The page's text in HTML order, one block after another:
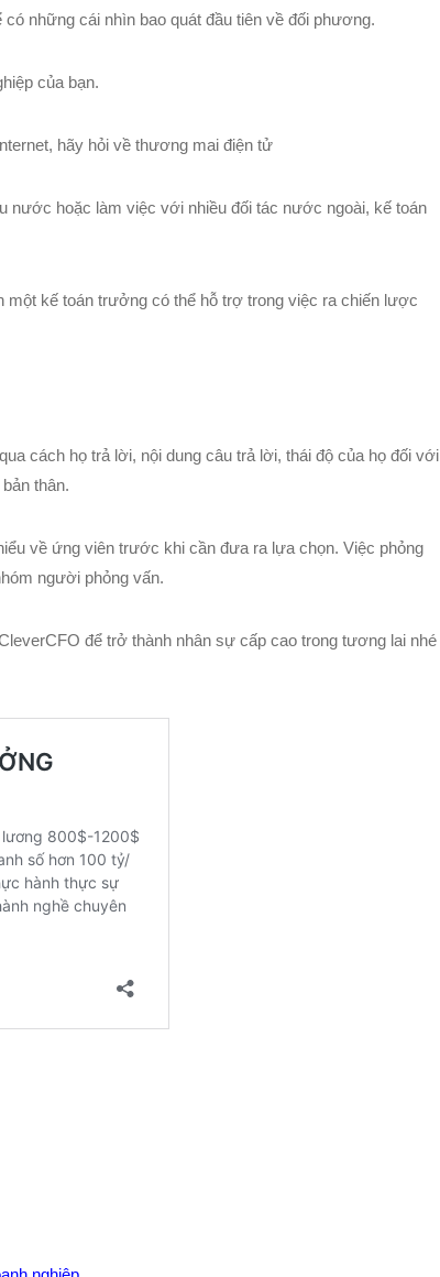
những cái nhìn bao quát đầu tiên về đối phương.
của bạn.
hãy hỏi về thương mai điện tử
nước hoặc làm việc với nhiều đối tác nước ngoài, kế toán
một kế toán trưởng có thể hỗ trợ trong việc ra chiến lược
cách họ trả lời, nội dung câu trả lời, thái độ của họ đối với
thân.
về ứng viên trước khi cần đưa ra lựa chọn. Việc phỏng
người phỏng vấn.
để trở thành nhân sự cấp cao trong tương lai nhé